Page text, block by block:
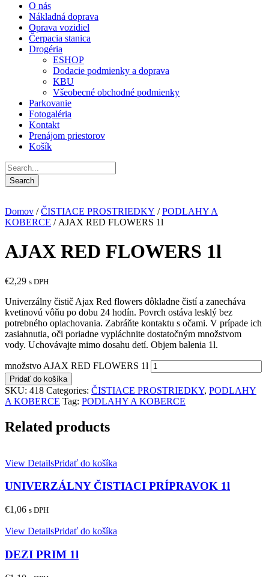
O nás
Nákladná doprava
Oprava vozidiel
Čerpacia stanica
Drogéria
ESHOP
Dodacie podmienky a doprava
KBU
Všeobecné obchodné podmienky
Parkovanie
Fotogaléria
Kontakt
Prenájom priestorov
Košík
Domov /ČISTIACE PROSTRIEDKY /PODLAHY A
KOBERCE / AJAX RED FLOWERS 1l
AJAX RED FLOWERS 1l
€2,29 s DPH
Univerzálny čistič Ajax Red flowers dôkladne čistí a zanecháva
kvetinovú vôňu po dobu 24 hodín. Povrch ostáva lesklý bez
potrebného oplachovania. Zabráňte kontaktu s očami. V prípade ich
zasiahnutia, oči poriadne vypláchnite dostatočným množstvom
vody. Uchovávajte mimo dosahu detí. Objem balenia 1l.
množstvo AJAX RED FLOWERS 1l
Pridať do košíka
SKU: 418 Categories: ČISTIACE PROSTRIEDKY, PODLAHY
A KOBERCE Tag: PODLAHY A KOBERCE
Related products
View DetailsPridať do košíka
UNIVERZÁLNY ČISTIACI PRÍPRAVOK 1l
€1,06 s DPH
View DetailsPridať do košíka
DEZI PRIM 1l